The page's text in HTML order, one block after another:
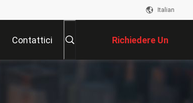
Italian
Contattici Richiedere Un
Preventivo